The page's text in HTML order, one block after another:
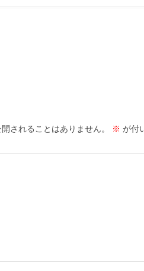
されることはありません。 ※ が付